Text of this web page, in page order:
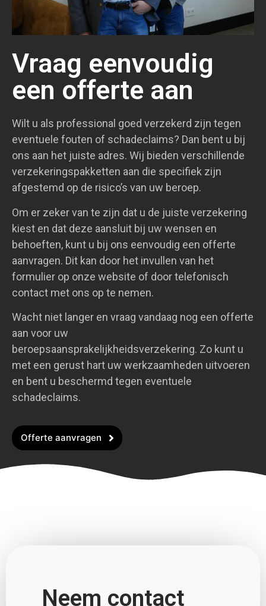
Vraag eenvoudig
een offerte aan
Wilt u als professional goed verzekerd zijn tegen
eventuele fouten of schadeclaims? Dan bent u bij
ons aan het juiste adres. Wij bieden verschillende
verzekeringspakketten aan die specifiek zijn
afgestemd op de risico’s van uw beroep.
Om er zeker van te zijn dat u de juiste verzekering
kiest en dat deze aansluit bij uw wensen en
behoeften, kunt u bij ons eenvoudig een offerte
aanvragen. Dit kan door het invullen van het
formulier op onze website of door telefonisch
contact met ons op te nemen.
Wacht niet langer en vraag vandaag nog een offerte
aan voor uw
beroepsaansprakelijkheidsverzekering. Zo kunt u
met een gerust hart uw werkzaamheden uitvoeren
en bent u beschermd tegen eventuele
schadeclaims.
Offerte aanvragen
Neem contact